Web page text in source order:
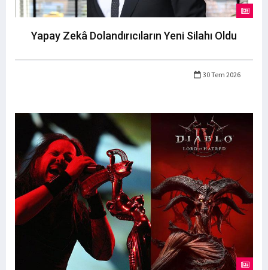
Yapay Zekâ Dolandırıcıların Yeni Silahı Oldu
30 Tem 2026